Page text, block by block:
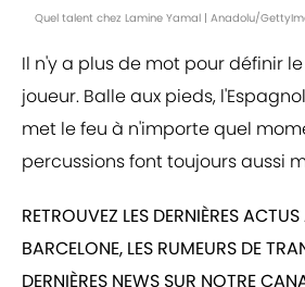
Quel talent chez Lamine Yamal | Anadolu/
Il n'y a plus de mot pour définir
joueur. Balle aux pieds,
met le feu à n'importe quel
percussions font toujours aussi
RETROUVEZ LES DERNIÈRES
BARCELONE, LES RUMEURS DE
DERNIÈRES NEWS SUR NOTRE